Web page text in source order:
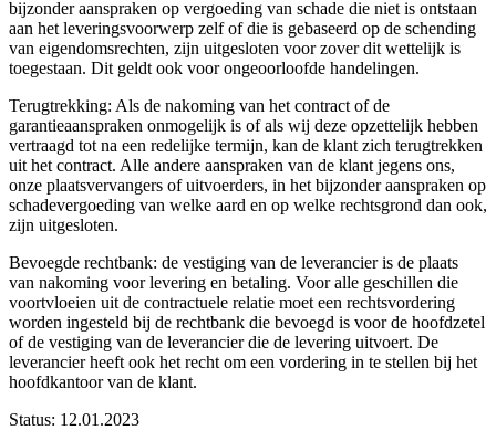
bijzonder aanspraken op vergoeding van schade die niet is ontstaan
aan het leveringsvoorwerp zelf of die is gebaseerd op de schending
van eigendomsrechten, zijn uitgesloten voor zover dit wettelijk is
toegestaan. Dit geldt ook voor ongeoorloofde handelingen.
Terugtrekking: Als de nakoming van het contract of de
garantieaanspraken onmogelijk is of als wij deze opzettelijk hebben
vertraagd tot na een redelijke termijn, kan de klant zich terugtrekken
uit het contract. Alle andere aanspraken van de klant jegens ons,
onze plaatsvervangers of uitvoerders, in het bijzonder aanspraken op
schadevergoeding van welke aard en op welke rechtsgrond dan ook,
zijn uitgesloten.
Bevoegde rechtbank: de vestiging van de leverancier is de plaats
van nakoming voor levering en betaling. Voor alle geschillen die
voortvloeien uit de contractuele relatie moet een rechtsvordering
worden ingesteld bij de rechtbank die bevoegd is voor de hoofdzetel
of de vestiging van de leverancier die de levering uitvoert. De
leverancier heeft ook het recht om een vordering in te stellen bij het
hoofdkantoor van de klant.
Status: 12.01.2023